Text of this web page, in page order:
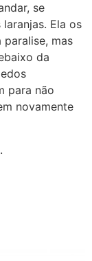
se
Ela os
paralise, mas
da
para não
novamente